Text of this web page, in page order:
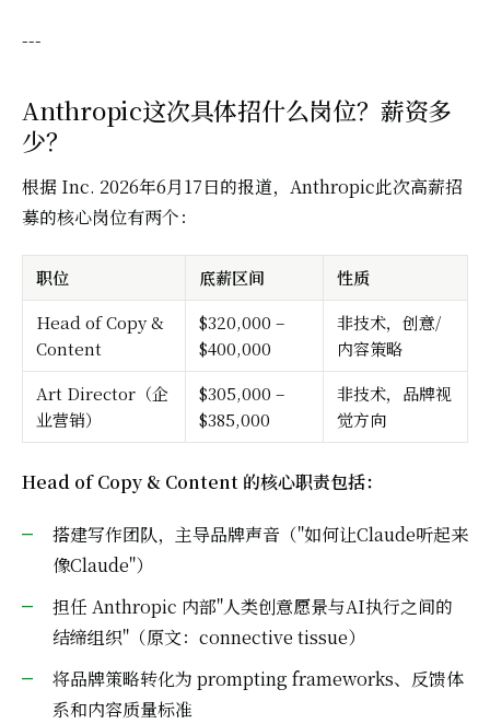
---
Anthropic这次具体招什么岗位？薪资多
少？
根据 Inc. 2026年6月17日的报道，Anthropic此次高薪招
募的核心岗位有两个：
职位 底薪区间
性质
Head of Copy &
Content
$320,000 –
$400,000
非技术，创意/
内容策略
Art Director（企
业营销）
$305,000 –
$385,000
非技术，品牌视
觉方向
Head of Copy & Content 的核心职责包括：
搭建写作团队，主导品牌声音（"如何让Claude听起来
像Claude"）
担任 Anthropic 内部"人类创意愿景与AI执行之间的
结缔组织"（原文：connective tissue）
将品牌策略转化为 prompting frameworks、反馈体
系和内容质量标准